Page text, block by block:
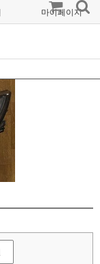
마이페이지